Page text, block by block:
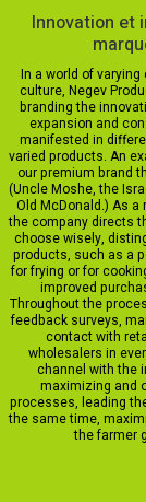
Innovation et
In a world of
culture, Negev
branding the
expansion and
manifested in
varied products. An
our premium brand
(Uncle Moshe, the
Old McDonald.) As a
the company directs
choose wisely,
products, such as a
for frying or for
improved
Throughout the
feedback surveys,
contact with
wholesalers in
channel with the
maximizing and
processes, leading
the same time,
the farmer